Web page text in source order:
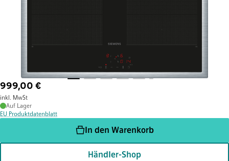
999,00 €
inkl. MwSt
Auf Lager
EU Produktdatenblatt
In den Warenkorb
Händler-Shop